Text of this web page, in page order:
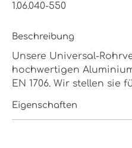
1.06.040-550
Beschreibung
Unsere Universal-
hochwertigen
EN 1706. Wir stellen sie
Eigenschaften